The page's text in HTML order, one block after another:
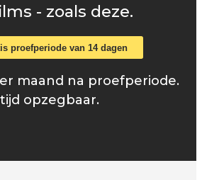
- zoals deze.
proefperiode van 14 dagen
maand na proefperiode.
opzegbaar.